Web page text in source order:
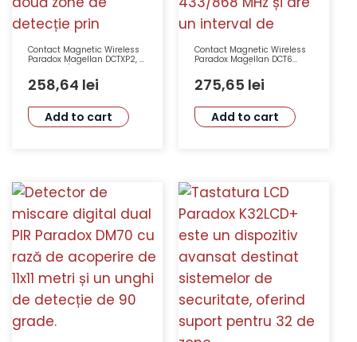
Contact Magnetic Wireless
Paradox Magellan DCTXP2, 2
60 m, Alb
258,64 lei
Add to cart
Contact Magnetic Wireless
Paradox Magellan DCT6
40 m Monitorizare Baterie
Antisabotaj
275,65 lei
Add to cart